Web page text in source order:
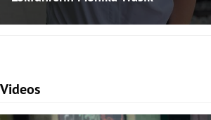
Videos
Slide 1 von 7